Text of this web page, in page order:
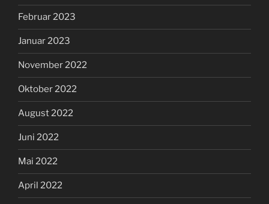
Februar 2023
Januar 2023
November 2022
Oktober 2022
August 2022
Juni 2022
Mai 2022
April 2022